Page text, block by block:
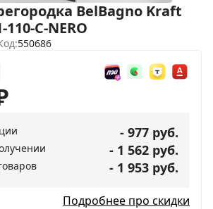
BelBagno Kraft
110-C-NERO
550686
- 977 руб.
- 1 562 руб.
- 1 953 руб.
Подробнее про скидки